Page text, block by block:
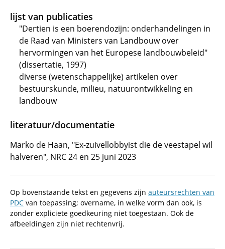
lijst van publicaties
"Dertien is een boerendozijn: onderhandelingen in
de Raad van Ministers van Landbouw over
hervormingen van het Europese landbouwbeleid"
(dissertatie, 1997)
diverse (wetenschappelijke) artikelen over
bestuurskunde, milieu, natuurontwikkeling en
landbouw
literatuur/documentatie
Marko de Haan, "Ex-zuivellobbyist die de veestapel wil
halveren", NRC 24 en 25 juni 2023
Op bovenstaande tekst en gegevens zijn auteursrechten van
PDC van toepassing; overname, in welke vorm dan ook, is
zonder expliciete goedkeuring niet toegestaan. Ook de
afbeeldingen zijn niet rechtenvrij.